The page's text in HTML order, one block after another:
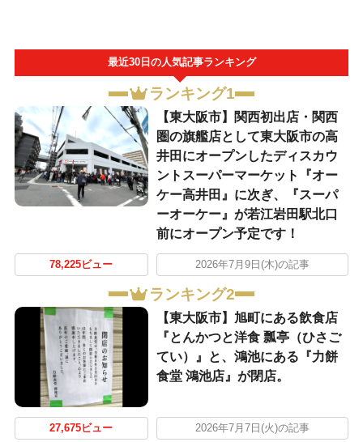
最近30日の人気記事ランキング
ランキング1
【東大阪市】関西初出店・関西
圏の旗艦店として東大阪市の高
井田にオープンしたディスカウ
ントスーパーマーケット『オー
ケー高井田』に次ぎ、『スーパ
ーオーケー』が若江岩田駅北口
前にオープン予定です！
78,225ビュー 2026年7月9日(木)の記事
ランキング2
【東大阪市】旭町にある飲食店
『とんかつと洋食 瓢亭（ひさご
てい）』と、鴻池にある『力餅
食堂 鴻池店』が閉店。
27,675ビュー 2026年7月7日(火)の記事